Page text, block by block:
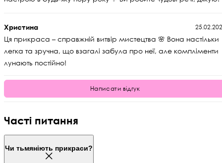
Христина
Ця прикраса – справжній витвір мистецтва 🌸 Вона настільки
легка та зручна, що взагалі забула про неї, але компліменти
лунають постійно!
Написати відгук
Часті питання
Чи тьмяніють прикраси?